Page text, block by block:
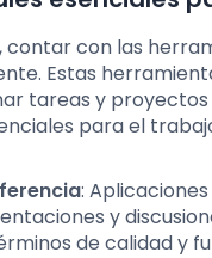
contar con las
Estas
tareas y
para el
:
y
de calidad y